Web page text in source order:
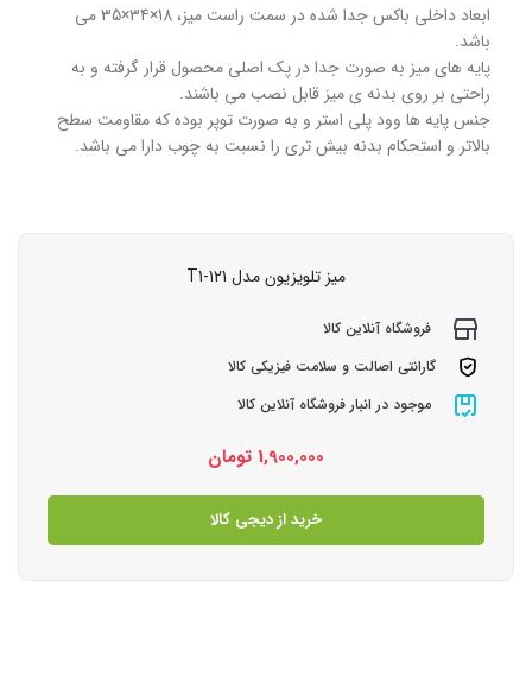
ابعاد داخلی باکس جدا شده در سمت راست میز، 18×34×35 می
باشد.
پایه های میز به صورت جدا در پک اصلی محصول قرار گرفته و به
راحتی بر روی بدنه ی میز قابل نصب می باشند.
جنس پایه ها وود پلی استر و به صورت تو‏‏پر بوده که مقاومت سطح
بالاتر و استحکام بدنه بیش تری را نسبت به چوب دارا می باشد.
میز تلویزیون مدل T1-121
فروشگاه آنلاین کالا
گارانتی اصالت و سلامت فیزیکی کالا
موجود در انبار فروشگاه آنلاین کالا
1,900,000 تومان
خرید از دیجی کالا